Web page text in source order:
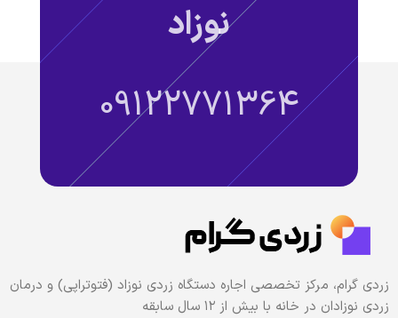
نوزاد
09122771364
زردی گرام، مرکز تخصصی اجاره دستگاه زردی نوزاد (فتوتراپی) و درمان
زردی نوزادان در خانه با بیش از ۱۲ سال سابقه